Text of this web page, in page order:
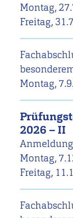
Montag,
Freitag,
Montag,
2026 – II
Montag,
Freitag,